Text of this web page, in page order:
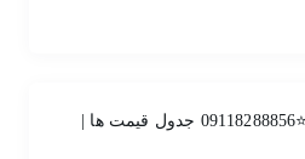
لیست باربری های گرگان ⭐️09118288856 جدول قیمت ها |